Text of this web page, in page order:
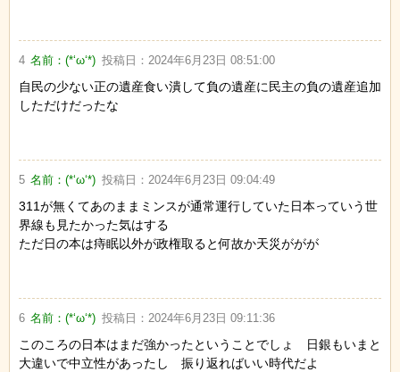
4 名前：(*‘ω‘*) 投稿日： 2024年6月23日 08:51:00
自民の少ない正の遺産食い潰して負の遺産に民主の負の遺産追加
しただけだったな
5 名前：(*‘ω‘*) 投稿日： 2024年6月23日 09:04:49
311が無くてあのままミンスが通常運行していた日本っていう世
界線も見たかった気はする
ただ日の本は痔眠以外が政権取ると何故か天災ががが
6 名前：(*‘ω‘*) 投稿日： 2024年6月23日 09:11:36
このころの日本はまだ強かったということでしょ 日銀もいまと
大違いで中立性があったし 振り返ればいい時代だよ